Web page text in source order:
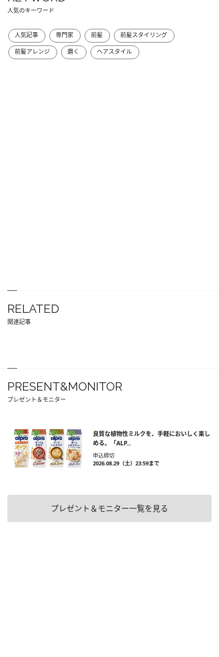
人気のキーワード
人気記事 専門家 前髪
前髪スタイリング
前髪アレンジ
磨く ヘアスタイル
RELATED
関連記事
PRESENT&MONITOR
プレゼント＆モニター
良質な植物性ミルクを、手軽においしく楽し
める。「ALP...
申込締切
2026.08.29（土）23:59まで
プレゼント＆モニター一覧を見る